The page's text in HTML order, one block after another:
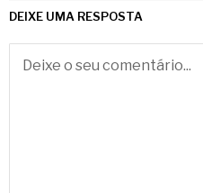
DEIXE UMA RESPOSTA